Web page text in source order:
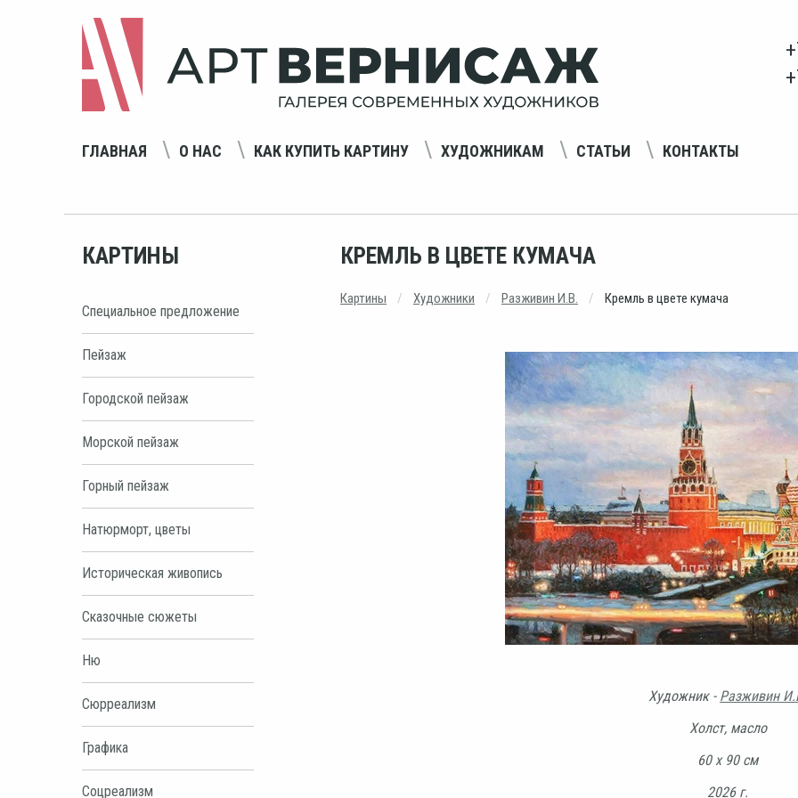
ГЛАВНАЯ О НАС КАК КУПИТЬ КАРТИНУ ХУДОЖНИКАМ СТАТЬИ КОНТАКТЫ
КАРТИНЫ
Специальное предложение
Пейзаж
Городской пейзаж
Морской пейзаж
Горный пейзаж
Натюрморт, цветы
Историческая живопись
Сказочные сюжеты
Ню
Сюрреализм
Графика
Соцреализм
КРЕМЛЬ В ЦВЕТЕ КУМАЧА
Картины Художники Разживин И.В. Кремль в цвете кумача
Художник - Разживин
Холст, масло
60 х 90 см
2026 г.